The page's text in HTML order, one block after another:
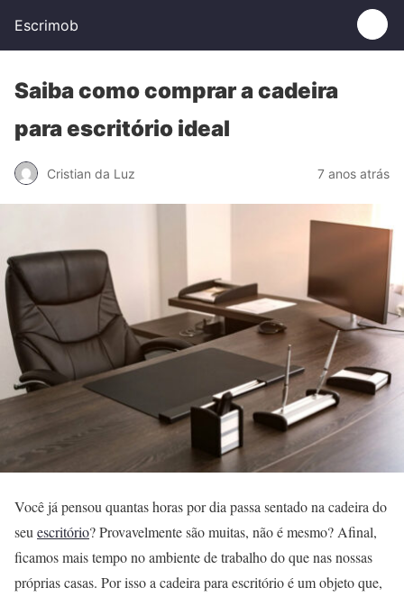
Escrimob
Saiba como comprar a cadeira
para escritório ideal
Cristian da Luz 7 anos atrás
Você já pensou quantas horas por dia passa sentado na cadeira do
seuescritório? Provavelmente são muitas, não é mesmo? Afinal,
ficamos mais tempo no ambiente de trabalho do que nas nossas
próprias casas. Por isso a cadeira para escritório é um objeto que,